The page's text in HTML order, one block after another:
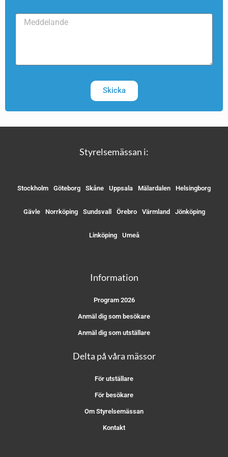
Skicka
Styrelsemässan i:
Stockholm Göteborg Skåne Uppsala Mälardalen Helsingborg
Gävle Norrköping Sundsvall Örebro Värmland Jönköping
Linköping Umeå
Information
Program 2026
Anmäl dig som besökare
Anmäl dig som utställare
Delta på våra mässor
För utställare
För besökare
Om Styrelsemässan
Kontakt